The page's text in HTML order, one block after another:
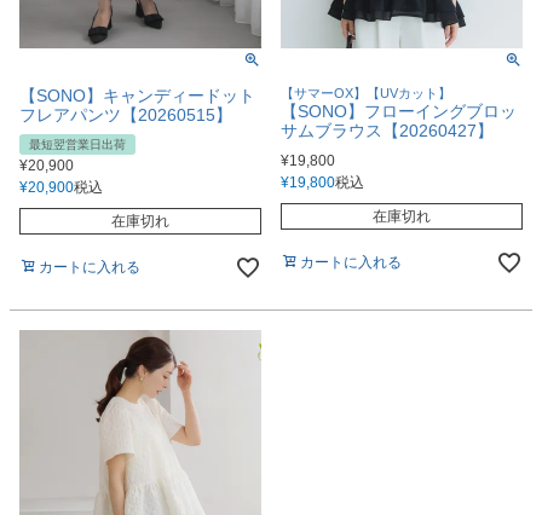
【SONO】キャンディードット
フレアパンツ【20260515】
最短翌営業日出荷
¥20,900
¥20,900税込
在庫切れ
カートに入れる
【サマーOX】【UVカット】
【SONO】フローイングブロッ
サムブラウス【20260427】
¥19,800
¥19,800税込
在庫切れ
カートに入れる